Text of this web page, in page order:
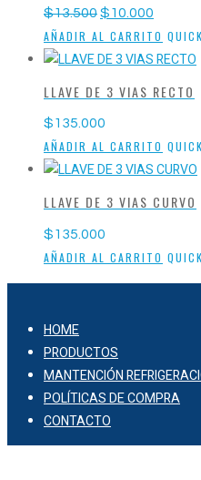
$13.500El
precio
original
era:
$13.500.
$10.000
precio
actual
es:
$10.000.
AÑADIR AL CARRITO
LLAVE DE 3 VIAS RECTO
$135.000
AÑADIR AL CARRITO
LLAVE DE 3 VIAS CURVO
$135.000
AÑADIR AL CARRITO
HOME
PRODUCTOS
MANTENCIÓN
POLÍTICAS DE COMPRA
CONTACTO